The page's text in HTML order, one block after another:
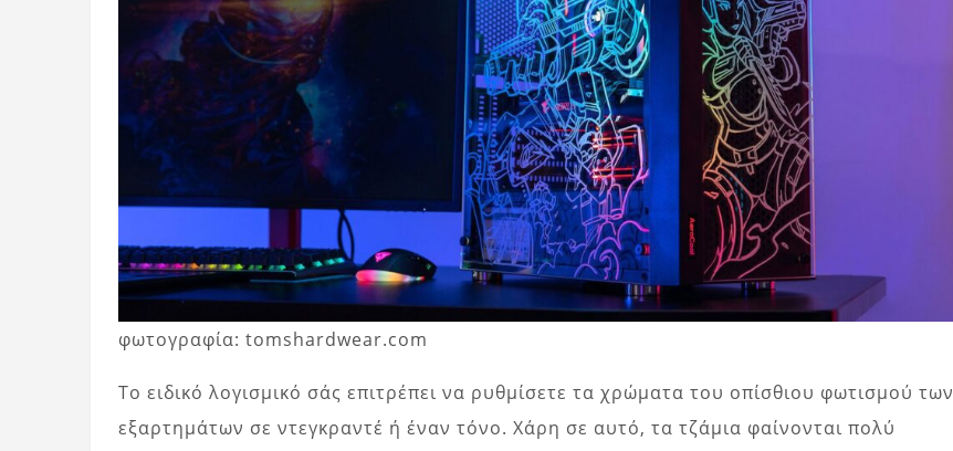
φωτογραφία: tomshardwear.com
Το ειδικό λογισμικό σάς επιτρέπει να ρυθμίσετε τα χρώματα του οπίσθιου φωτισμού των
εξαρτημάτων σε ντεγκραντέ ή έναν τόνο. Χάρη σε αυτό, τα τζάμια φαίνονται πολύ